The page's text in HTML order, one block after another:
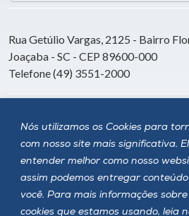
Nós utilizamos os Cookies para
com nosso site mais significativa.
entender melhor como nosso
assim podemos entregar
você. Para mais informações
cookies que estamos usando, leia
Rua Getúlio Vargas, 2125 - Bairro
Joaçaba - SC - CEP 89600-000
Telefone (49) 3551-2000
Siga a Unoesc